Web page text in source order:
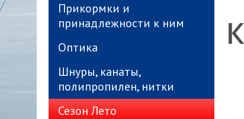
Прикормки и
принадлежности к ним
Оптика
Шнуры, канаты,
полипропилен, нитки
Сезон Лето